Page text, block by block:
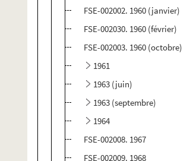
FSE-002002. 1960 (janvier)
FSE-002030. 1960 (février)
FSE-002003. 1960 (octobre)
1961
1963 (juin)
1963 (septembre)
1964
FSE-002008. 1967
FSE-002009. 1968